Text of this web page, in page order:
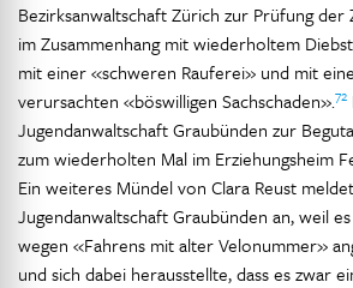
Bezirksanwaltschaft Zürich zur Prüfung der
im Zusammenhang mit wiederholtem
mit einer «schweren Rauferei» und mit
verursachten «böswilligen Sachschaden».72
Jugendanwaltschaft Graubünden zur
zum wiederholten Mal im Erziehungsheim
Ein weiteres Mündel von Clara Reust
Jugendanwaltschaft Graubünden an, weil
wegen «Fahrens mit alter Velonummer»
und sich dabei herausstellte, dass es zwar